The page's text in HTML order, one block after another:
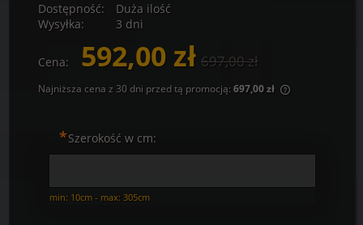
Dostępność:
Duża ilość
Wysyłka:
3 dni
Cena: 592,00 zł 697,00 zł
Najniższa cena z 30 dni przed tą promocją: 697,00 zł
sprzedaży.
*Szerokość w cm:
min: 10cm - max: 305cm